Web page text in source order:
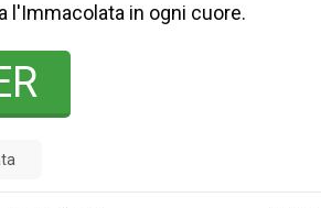
l'Immacolata in ogni cuore.